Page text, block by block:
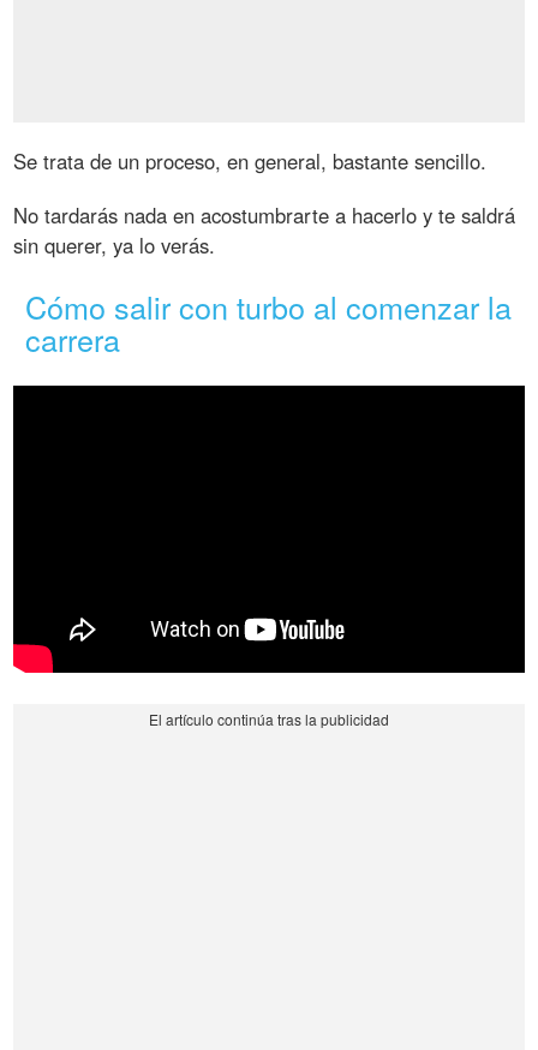
Se trata de un proceso, en general, bastante sencillo.
No tardarás nada en acostumbrarte a hacerlo y te saldrá
sin querer, ya lo verás.
Cómo salir con turbo al comenzar la
carrera